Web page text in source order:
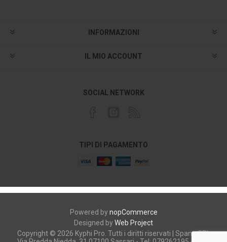
INFORMAZIONI
IL MIO ACCOUNT
SOCIAL NETWORK
TIPI DI PAGAMENTO
Powered bynopCommerce
Designed byWeb Project
Copyright © 2026 Kyphi Pro. Tutti i diritti riservati | Spano SRL